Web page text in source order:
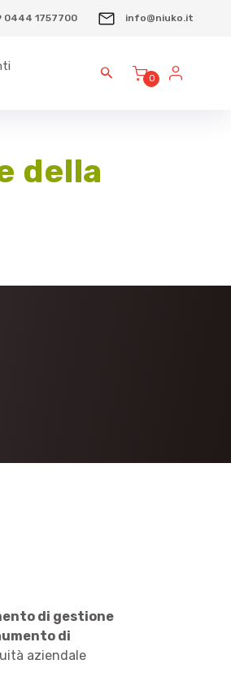
0444 1757700 info@niuko.it
0
della
di gestione
di
aziendale